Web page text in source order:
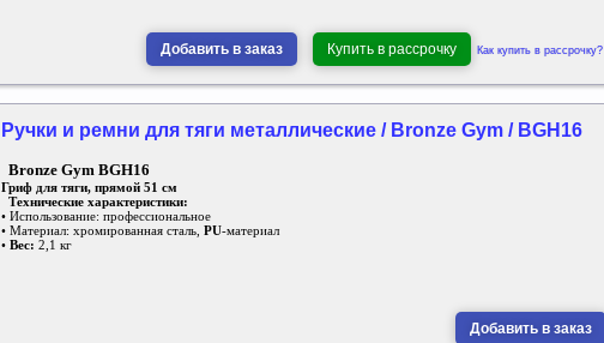
Добавить в заказ Купить в рассрочку Как купить в рассрочку?
Ручки и ремни для тяги металлические / Bronze Gym / BGH16
Bronze Gym BGH16
Гриф для тяги, прямой 51 см
Технические характеристики:
• Использование: профессиональное
• Материал: хромированная сталь, PU-материал
• Вес: 2,1 кг
Добавить в заказ